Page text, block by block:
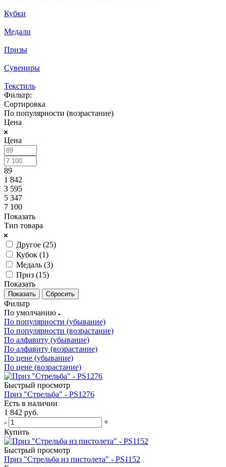
Кубки
Медали
Призы
Сувениры
Текстиль
Фильтр:
Сортировка
По популярности (возрастание)
Цена
Цена
89
1 842
3 595
5 347
7 100
Показать
Тип товара
Другое (25)
Кубок (1)
Медаль (3)
Приз (15)
Показать
Сбросить
Фильтр
По умолчанию
По популярности (убывание)
По популярности (возрастание)
По алфавиту (убывание)
По алфавиту (возрастание)
По цене (убывание)
По цене (возрастание)
Быстрый просмотр
Приз "Стрельба" - PS1276
Есть в наличии
1 842 руб.
-
+
Купить
Быстрый просмотр
Приз "Стрельба из пистолета" - PS1152